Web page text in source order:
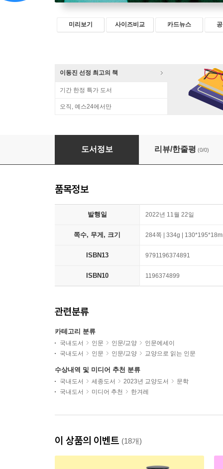
미리보기 사이즈비교 카드뉴스
이동진 선정 최고의 책
기간 한정 특가 도서
오직, 예스24에서만
일상은 얼마나 가볍고 또 무거운가
도서정보 리뷰/한줄평 (0/0)
품목정보
발행일 2022년 11월 22일
쪽수, 무게, 크기 284쪽 | 334g |
ISBN13 9791196374891
ISBN10 1196374899
관련분류
카테고리 분류
국내도서 인문 인문/교양
인문에세이
국내도서
인문 인문/교양 교양으로 읽는 인문
수상내역 및 미디어 추천 분류
국내도서 세종도서 2023년 교양도서
문학
국내도서
미디어 추천 한겨레
이 상품의 이벤트 (18개)